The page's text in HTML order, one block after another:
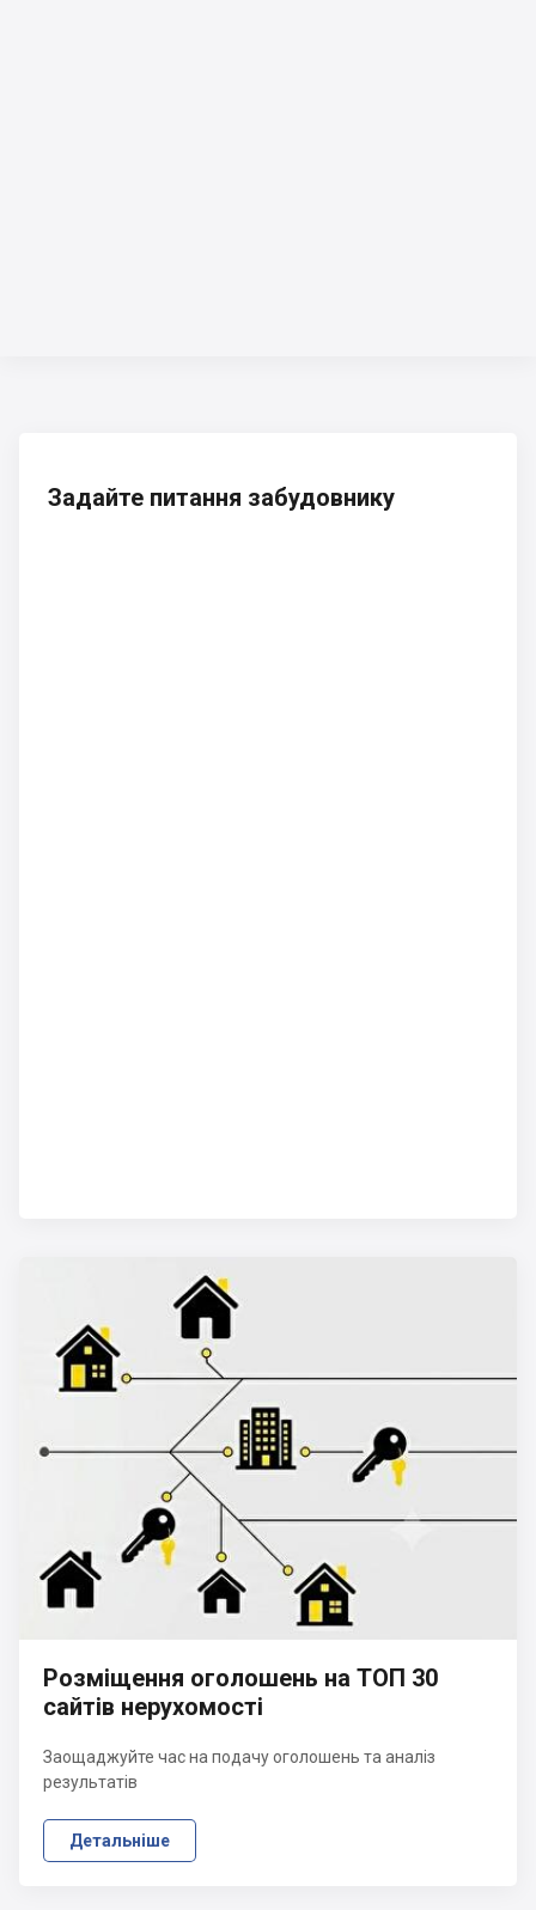
Задайте питання забудовнику
Розміщення оголошень на ТОП 30
сайтів нерухомості
Заощаджуйте час на подачу оголошень та аналіз
результатів
Детальніше